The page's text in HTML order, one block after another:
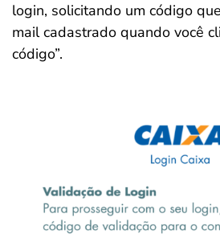
login, solicitando um código
mail cadastrado quando você
código”.